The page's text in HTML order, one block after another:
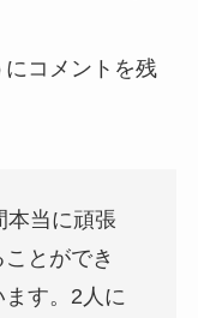
にコメントを残
本当に頑張
とができ
す。2人に